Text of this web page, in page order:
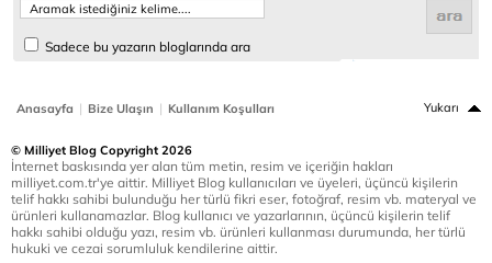
Sadece bu yazarın bloglarında ara
Anasayfa | Bize Ulaşın | Kullanım Koşulları Yukarı
© Milliyet Blog Copyright 2026
İnternet baskısında yer alan tüm metin, resim ve içeriğin hakları
milliyet.com.tr'ye aittir. Milliyet Blog kullanıcıları ve üyeleri, üçüncü kişilerin
telif hakkı sahibi bulunduğu her türlü fikri eser, fotoğraf, resim vb. materyal ve
ürünleri kullanamazlar. Blog kullanıcı ve yazarlarının, üçüncü kişilerin telif
hakkı sahibi olduğu yazı, resim vb. ürünleri kullanması durumunda, her türlü
hukuki ve cezai sorumluluk kendilerine aittir.